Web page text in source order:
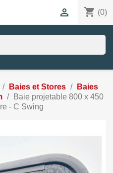
shopping_cart (0)

Baies et Stores
Baies
Baie projetable 800 x 450
- C Swing